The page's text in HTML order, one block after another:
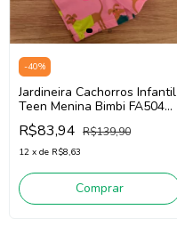
-40%
Jardineira Cachorros Infantil
Teen Menina Bimbi FA504
(Rosa)
R$83,94 R$139,90
12 x de R$8,63
Comprar